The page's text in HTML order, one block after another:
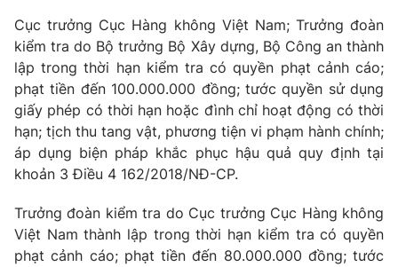
Cục trưởng Cục Hàng không Việt Nam; Trưởng đoàn
kiểm tra do Bộ trưởng Bộ Xây dựng, Bộ Công an thành
lập trong thời hạn kiểm tra có quyền phạt cảnh cáo;
phạt tiền đến 100.000.000 đồng; tước quyền sử dụng
giấy phép có thời hạn hoặc đình chỉ hoạt động có thời
hạn; tịch thu tang vật, phương tiện vi phạm hành chính;
áp dụng biện pháp khắc phục hậu quả quy định tại
khoản 3 Điều 4 162/2018/NĐ-CP.
Trưởng đoàn kiểm tra do Cục trưởng Cục Hàng không
Việt Nam thành lập trong thời hạn kiểm tra có quyền
phạt cảnh cáo; phạt tiền đến 80.000.000 đồng; tước